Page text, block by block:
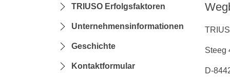
TRIUSO Erfolgsfaktoren
Unternehmensinformationen
Geschichte
Kontaktformular
Steeg
D-